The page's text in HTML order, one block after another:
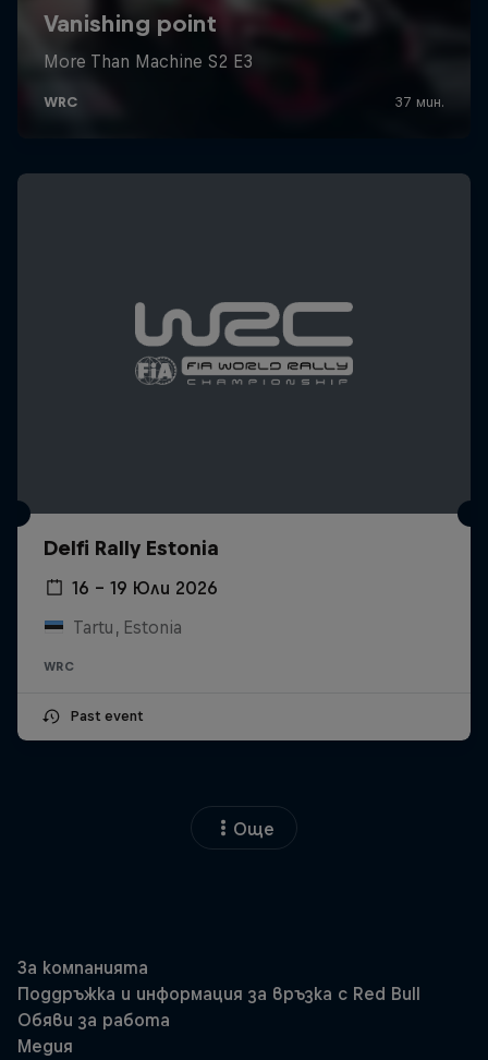
Delfi Rally Estonia
16 – 19 Юли 2026
Tartu, Estonia
WRC
Past event
Още